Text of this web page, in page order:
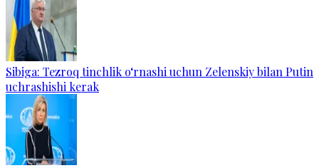
Sibiga: Tezroq tinchlik o‘rnashi uchun Zelenskiy bilan Putin
uchrashishi kerak